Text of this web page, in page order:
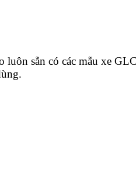
luôn sẵn có các mẫu xe